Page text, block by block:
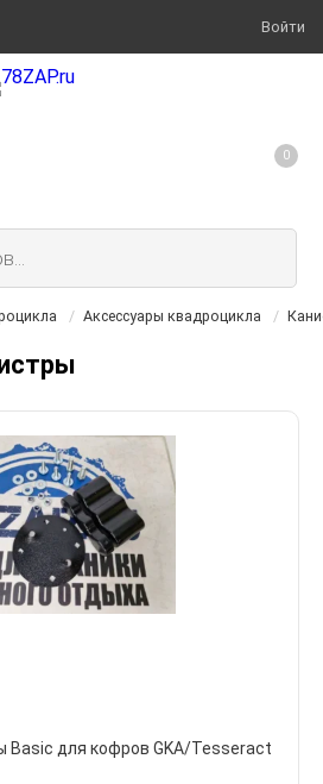
Войти
0
/ Аксессуары квадроцикла /
Basic для кофров GKA/Tesseract